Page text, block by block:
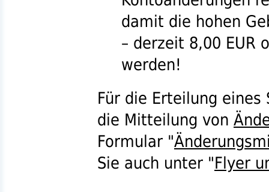
damit die hohen
– derzeit 8,00 EUR
werden!
Für die Erteilung eines
die Mitteilung von
Formular "
Sie auch unter "Flyer